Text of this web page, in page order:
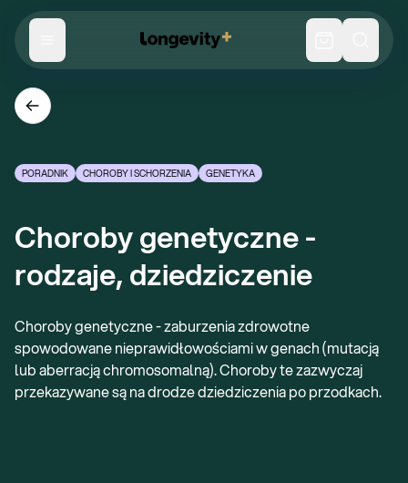
PORADNIK CHOROBY I SCHORZENIA GENETYKA
Choroby genetyczne -
rodzaje, dziedziczenie
Choroby genetyczne - zaburzenia zdrowotne
spowodowane nieprawidłowościami w genach (mutacją
lub aberracją chromosomalną). Choroby te zazwyczaj
przekazywane są na drodze dziedziczenia po przodkach.